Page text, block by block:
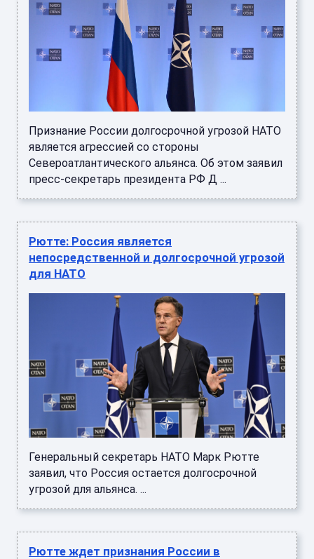
Признание России долгосрочной угрозой НАТО
является агрессией со стороны
Североатлантического альянса. Об этом заявил
пресс-секретарь президента РФ Д ...
Рютте: Россия является
непосредственной и долгосрочной угрозой
для НАТО
Генеральный секретарь НАТО Марк Рютте
заявил, что Россия остается долгосрочной
угрозой для альянса. ...
Рютте ждет признания России в